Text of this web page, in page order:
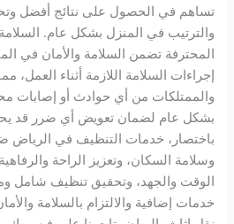
تساهم في الحصول على نتائج أفضل
والترتيب في المنزل بشكل عام.
المحترفة تضمن السلامة والأمان في
إجراءات السلامة اللازمة أثناء العمل،
والممتلكات من أي حوادث أو إصابات
بشكل عام لضمان تعويض أي ضرر قد
باختصار، خدمات التنظيف في الرياض
وسلامة السكان، وتعزيز الراحة
الوقت والجهد، وتحقيق تنظيف شامل
خدمات إضافية والالتزام بالسلامة